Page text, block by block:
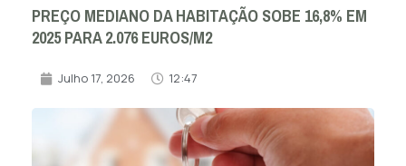
PREÇO MEDIANO DA HABITAÇÃO SOBE 16,8% EM
2025 PARA 2.076 EUROS/M2
Julho 17, 2026 12:47